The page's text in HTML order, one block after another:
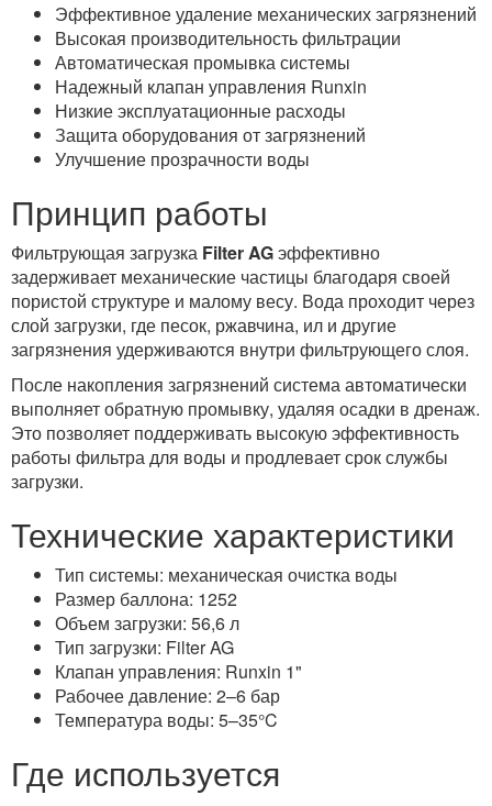
Эффективное удаление механических загрязнений
Высокая производительность фильтрации
Автоматическая промывка системы
Надежный клапан управления Runxin
Низкие эксплуатационные расходы
Защита оборудования от загрязнений
Улучшение прозрачности воды
Принцип работы
Фильтрующая загрузка Filter AGэффективно
задерживает механические частицы благодаря своей
пористой структуре и малому весу. Вода проходит через
слой загрузки, где песок, ржавчина, ил и другие
загрязнения удерживаются внутри фильтрующего слоя.
После накопления загрязнений система автоматически
выполняет обратную промывку, удаляя осадки в дренаж.
Это позволяет поддерживать высокую эффективность
работы фильтра для воды и продлевает срок службы
загрузки.
Технические характеристики
Тип системы: механическая очистка воды
Размер баллона: 1252
Объем загрузки: 56,6 л
Тип загрузки: Filter AG
Клапан управления: Runxin 1"
Рабочее давление: 2–6 бар
Температура воды: 5–35°C
Где используется